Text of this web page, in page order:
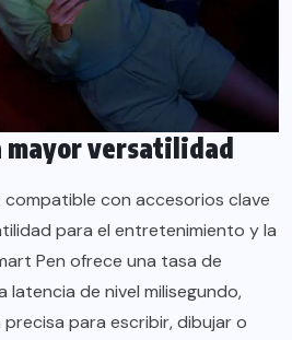
mayor versatilidad
compatible con accesorios clave
para el entretenimiento y la
Pen ofrece una tasa de
latencia de nivel milisegundo,
para escribir, dibujar o